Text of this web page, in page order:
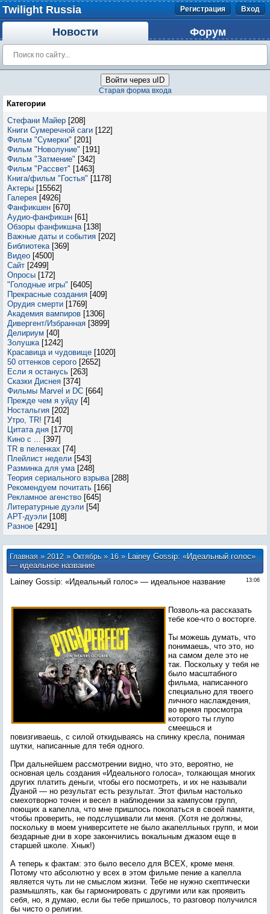
Twilight Russia Регистрация Вход
Новости Форум
Войти через uID
Старая форма входа
Категории
Стефани Майер [208]
Книги Сумеречной саги [122]
Фильм "Сумерки" [201]
Фильм "Новолуние" [191]
Фильм "Затмение" [342]
Фильм "Рассвет" [1463]
Книга/фильм "Гостья" [1178]
Актеры [15562]
Галерея [4926]
Фанфикшен [670]
Аудио-фанфикшн [61]
Обзоры фанфикшна [138]
Важные даты и события [202]
Библиотека [369]
Видео [4500]
Сайт [2499]
Опросы [172]
"Голодные игры" [6405]
Прекрасные создания [409]
Орудия смерти [1769]
Академия вампиров [1306]
Дивергент/Избранная [3899]
Делириум [40]
Золушка [1242]
Красавица и чудовище [1020]
50 оттенков серого [2652]
Если я останусь [263]
Сказки Диснея [374]
Фильмы Marvel и DC [664]
Прежде чем я уйду [4]
Ностальгия [202]
Утро, TR! [714]
Цитата дня [1770]
Кино с ... [397]
TR в пеленках [74]
Плейлист недели [543]
Разминка для ума [248]
Теория сериального взрыва [288]
Рекомендуем почитать [166]
Рекламное агенство [645]
Литературные дуэли [54]
АРТ-дуэли [108]
Разное [4291]
Главная»2012 » Октябрь » 16» Lainey Gossip: «Идеальный голос»
— идеальное название
13:06
Lainey Gossip: «Идеальный голос» — идеальное название
Позволь-ка рассказать
тебе кое-что о восторге.
Ты можешь думать, что
понимаешь, что это, но
на самом деле это не
так. Поскольку у тебя не
было масштабного
фильма, написанного
специально для твоего
личного наслаждения,
во время просмотра
которого ты глупо
смеешься и
повизгиваешь, с силой откидываясь на спинку кресла, понимая
шутки, написанные для тебя одного.
При дальнейшем рассмотрении видно, что это, вероятно, не
основная цель создания «Идеального голоса», толкающая многих
других платить деньги, чтобы его посмотреть, и их не называли
Дуаной — но результат есть результат. Этот фильм настолько
смехотворно точен и весел в наблюдении за кампусом групп,
поющих а капелла, что мне пришлось покопаться в своей памяти,
чтобы проверить, не подслушивали ли меня. (Хотя не должны,
поскольку в моем университете не было акапелльных групп, и мои
бездарные дни в хоре закончились вокальным джазом еще в
старшей школе. Хнык!)
А теперь к фактам: это было весело для ВСЕХ, кроме меня.
Потому что абсолютно у всех в этом фильме пение а капелла
является чуть ли не смыслом жизни. Тебе не нужно скептически
размышлять, как бы гармонировать с другими или как проявить
себя, но, я думаю, если бы тебе пришлось, то разговор получился
бы чисто о религии.